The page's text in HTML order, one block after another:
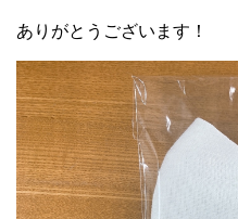
ありがとうございます！